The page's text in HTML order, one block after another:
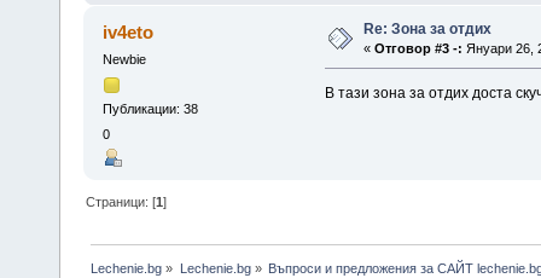
iv4eto
Newbie
Публикации: 38
0
Re: Зона за отдих
« Отговор #3 -: Януари 26,
В тази зона за отдих доста
Страници: [1]
Lechenie.bg » Lechenie.bg» Въпроси и предложения за САЙТ